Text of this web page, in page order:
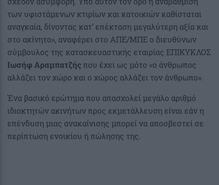
των υφιστάμενων κτιρίων και κατοικιών καθίσταται
αναγκαία, δίνοντας κατ’ επέκταση μεγαλύτερη αξία και
στο ακίνητο», αναφέρει στο ΑΠΕ/ΜΠΕ ο διευθύνων
σύμβουλος της κατασκευαστικής εταιρίας ΕΠΙΚΥΚΛΟΣ
Ιωσήφ Αραμπατζής που έχει ως μότο «ο άνθρωπος
αλλάζει τον χώρο και ο χώρος αλλάζει τον άνθρωπο».
Ένα βασικό ερώτημα που απασχολεί μεγάλο αριθμό
ιδιοκτητών ακινήτων προς εκμετάλλευση είναι εάν η
επένδυση μιας ανακαίνισης μπορεί να αποσβεστεί σε
περίπτωση ενοικίου ή πώλησης της.